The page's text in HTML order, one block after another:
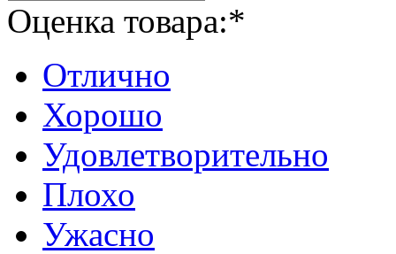
Оценка товара:*
Отлично
Хорошо
Удовлетворительно
Плохо
Ужасно